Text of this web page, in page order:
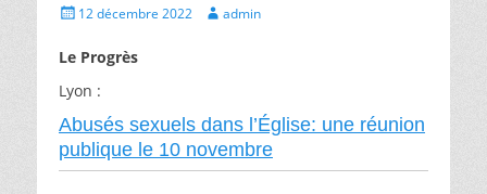
Écrit12 décembre 2022 Auteur
admin
Le Progrès
Lyon :
Abusés sexuels dans l’Église: une réunion
publique le 10 novembre